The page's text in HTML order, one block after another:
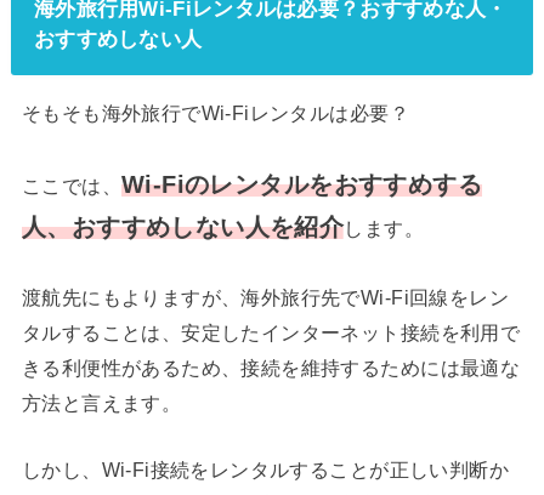
海外旅行用Wi-Fiレンタルは必要？おすすめな人・
おすすめしない人
そもそも海外旅行でWi-Fiレンタルは必要？
ここでは、 Wi-Fiのレンタルをおすすめする
人、おすすめしない人を紹介します。
渡航先にもよりますが、海外旅行先でWi-Fi回線をレン
タルすることは、安定したインターネット接続を利用で
きる利便性があるため、接続を維持するためには最適な
方法と言えます。
しかし、Wi-Fi接続をレンタルすることが正しい判断か